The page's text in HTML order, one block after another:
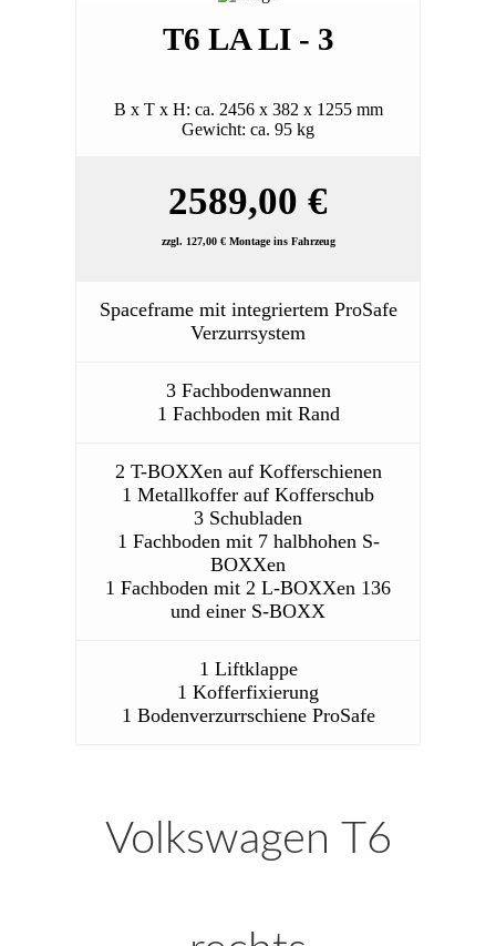
T6 LA LI - 3
B x T x H: ca. 2456 x 382 x 1255 mm
Gewicht: ca. 95 kg
2589,00 €
zzgl. 127,00 € Montage ins Fahrzeug
Spaceframe mit integriertem ProSafe
Verzurrsystem
3 Fachbodenwannen
1 Fachboden mit Rand
2 T-BOXXen auf Kofferschienen
1 Metallkoffer auf Kofferschub
3 Schubladen
1 Fachboden mit 7 halbhohen S-
BOXXen
1 Fachboden mit 2 L-BOXXen 136
und einer S-BOXX
1 Liftklappe
1 Kofferfixierung
1 Bodenverzurrschiene ProSafe
Volkswagen T6